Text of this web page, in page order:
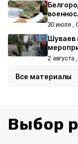
30 июля ,
Шуваев
2 августа
Все материалы
Выбор